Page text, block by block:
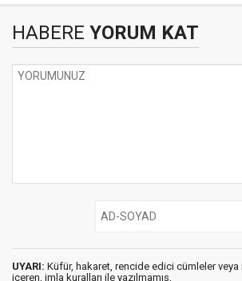
HABERE YORUM KAT
UYARI: Küfür, hakaret, rencide edici cümleler veya
içeren, imla kuralları ile yazılmamış,